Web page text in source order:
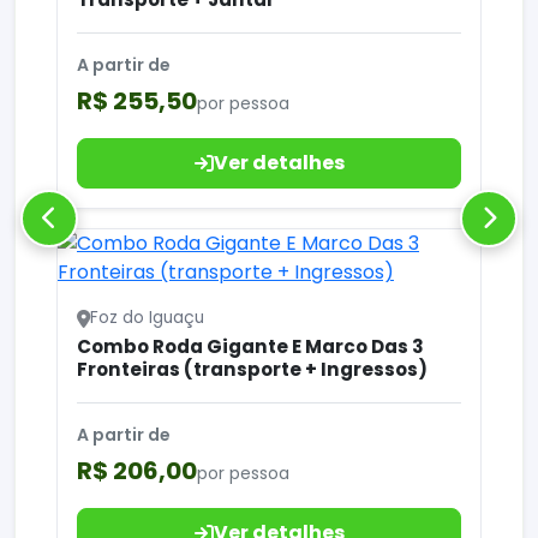
A partir de
R$ 255,50por pessoa
Ver detalhes
Foz do Iguaçu
Combo Roda Gigante E Marco Das 3
Fronteiras (transporte + Ingressos)
A partir de
R$ 206,00por pessoa